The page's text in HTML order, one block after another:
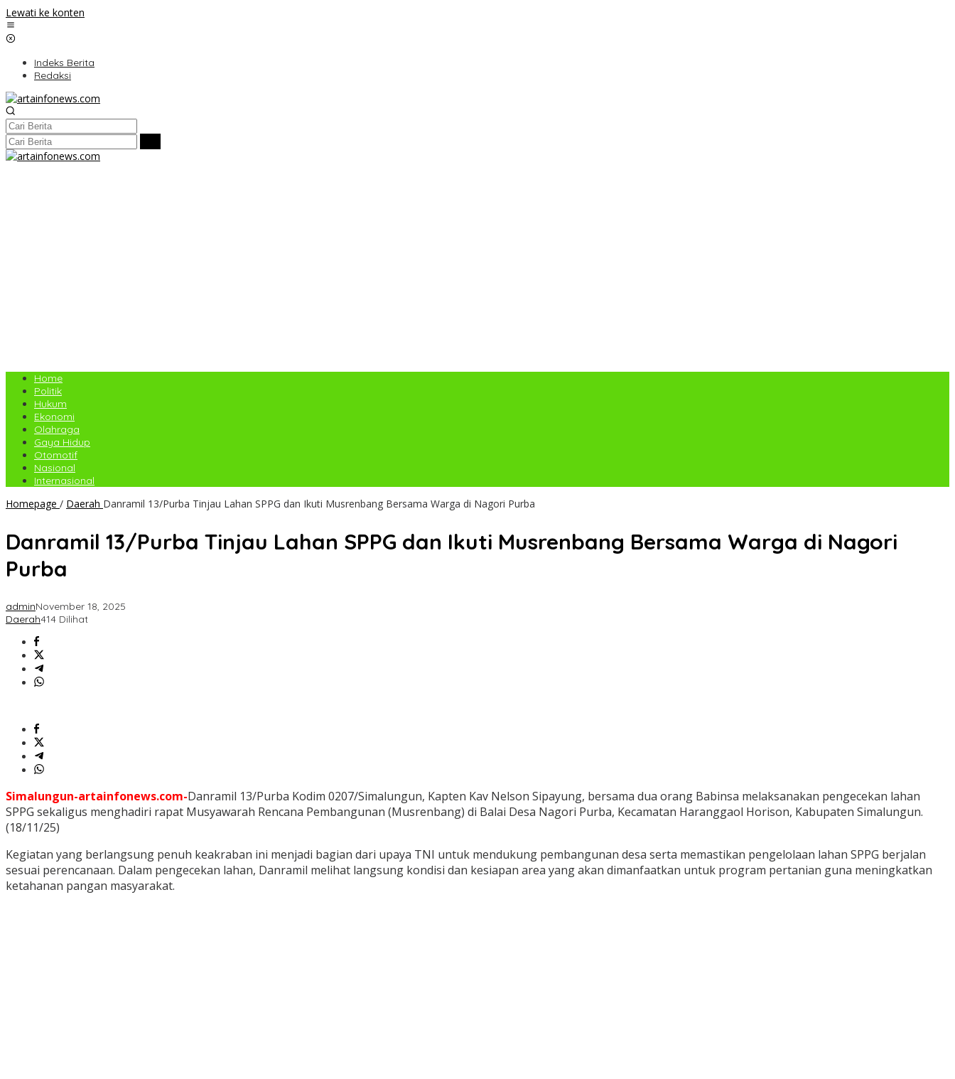
Lewati ke konten
Indeks Berita
Redaksi
Home
Politik
Hukum
Ekonomi
Olahraga
Gaya Hidup
Otomotif
Nasional
Internasional
Homepage / Daerah Danramil 13/Purba Tinjau Lahan SPPG dan Ikuti Musrenbang Bersama Warga di Nagori Purba
Danramil 13/Purba Tinjau Lahan SPPG dan Ikuti Musrenbang Bersama Warga di Nagori
Purba
adminNovember 18, 2025
Daerah414 Dilihat
Simalungun-artainfonews.com-Danramil 13/Purba Kodim 0207/Simalungun, Kapten Kav Nelson Sipayung, bersama dua orang Babinsa melaksanakan pengecekan lahan
SPPG sekaligus menghadiri rapat Musyawarah Rencana Pembangunan (Musrenbang) di Balai Desa Nagori Purba, Kecamatan Haranggaol Horison, Kabupaten Simalungun.
(18/11/25)
Kegiatan yang berlangsung penuh keakraban ini menjadi bagian dari upaya TNI untuk mendukung pembangunan desa serta memastikan pengelolaan lahan SPPG berjalan
sesuai perencanaan. Dalam pengecekan lahan, Danramil melihat langsung kondisi dan kesiapan area yang akan dimanfaatkan untuk program pertanian guna meningkatkan
ketahanan pangan masyarakat.